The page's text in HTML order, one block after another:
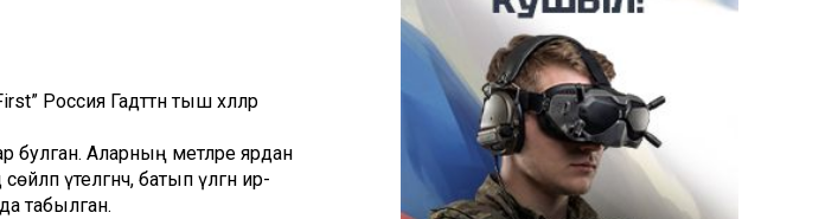
Россия Гадәттән тыш хәлләр
Аларның мәетләре ярдан
үтелгәнчә, батып үлгән ир-
табылган.